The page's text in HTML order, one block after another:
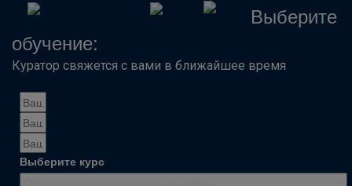
Выберите
обучение:
Куратор свяжется с вами в ближайшее время
Выберите курс